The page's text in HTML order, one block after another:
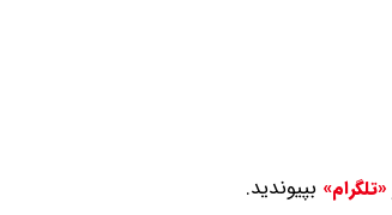
«تلگرام» بپیوندید.